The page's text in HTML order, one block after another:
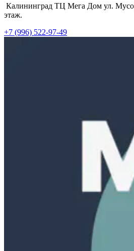
Калининград ТЦ Мега Дом ул.
этаж.
+7 (996) 522-97-49